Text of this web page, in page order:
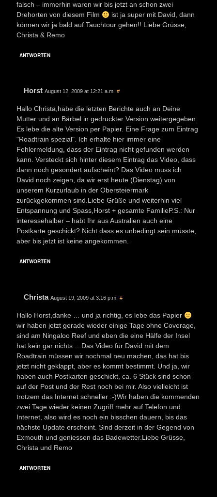
falsch – immerhin waren wir bis jetzt an schon zwei
Drehorten von diesem Film
ist ja super mit David, dann
können wir ja bald auf Tauchtour gehen!! Liebe Grüsse,
Christa & Remo
ANTWORTEN
Horst August 12, 2009 at 12:21 a.m. #
Hallo Christa,habe die letzten Berichte auch an Deine
Mutter und an Bärbel in gedruckter Version weitergegeben.
Es lebe die alte Version per Papier. Eine Frage zum Eintrag
"Roadtrain spezial". Ich erhalte hier immer eine
Fehlermeldung, dass der Eintrag nicht gefunden werden
kann. Versteckt sich hinter diesem Eintrag das Video, dass
dann noch gesondert aufscheint? Das Video muss ich
David noch zeigen, da wir erst heute (Dienstag) von
unserem Kurzurlaub in der Obersteiermark
zurückgekommen sind.Liebe Grüße und weiterhin viel
Entspannung und Spass,Horst + gesamte FamilieP.S.: Nur
interessehalber – habt Ihr aus Australien auch eine
Postkarte geschickt? Nicht dass es unbedingt sein müsste,
aber bis jetzt ist keine angekommen.
ANTWORTEN
Christa August 19, 2009 at 3:16 p.m. #
Hallo Horst,danke … und ja richtig, es lebe das Papier
wir haben jetzt gerade wieder einige Tage ohne Coverage,
sind am Ningaloo Reef und eben die eine Hälfe der Insel
hat kein gar nichts …Das Video für David mit dem
Roadtrain müssen wir nochmal neu machen, das hat bis
jetzt nicht geklappt, aber es kommt bestimmt. Und ja, wir
haben auch Postkarten geschickt, ca. 6 Stück sind schon
auf der Post und der Rest noch bei mir. Also vielleicht ist
trotzem das Internet schneller :-)Wir haben die kommenden
zwei Tage wieder keinen Zugriff mehr auf Telefon und
Internet, also wird es noch ein bisschen dauern, bis das
nächste Update erscheint. Sind derzeit in der Gegend von
Exmouth und geniessen das Badewetter.Liebe Grüsse,
Christa und Remo
ANTWORTEN